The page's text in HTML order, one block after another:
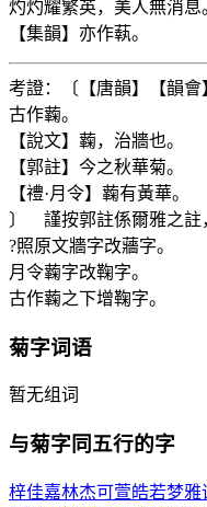
灼灼耀繁英，美人無消息
【集韻】亦作蓻。
考證：〔【唐韻】【韻會
古作蘜。
【說文】蘜，治牆也。
【郭註】今之秋華菊。
【禮·月令】蘜有黃華。
〕 謹按郭註係爾雅之註
?照原文牆字改蘠字。
月令蘜字改鞠字。
古作蘜之下增鞠字。
菊字词语
暂无组词
与菊字同五行的字
梓佳嘉林杰可萱皓若梦雅